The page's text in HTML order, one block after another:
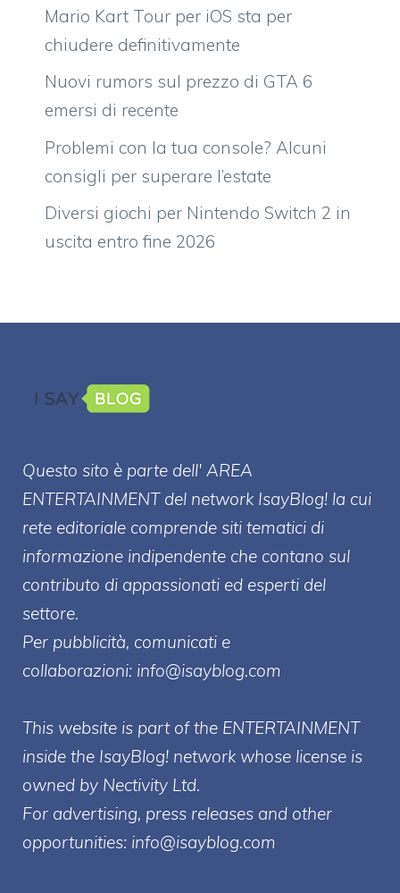
Mario Kart Tour per iOS sta per
chiudere definitivamente
Nuovi rumors sul prezzo di GTA 6
emersi di recente
Problemi con la tua console? Alcuni
consigli per superare l’estate
Diversi giochi per Nintendo Switch 2 in
uscita entro fine 2026
Questo sito è parte dell' AREA
ENTERTAINMENT del network IsayBlog! la cui
rete editoriale comprende siti tematici di
informazione indipendente che contano sul
contributo di appassionati ed esperti del
settore.
Per pubblicità, comunicati e
collaborazioni: info@isayblog.com
This website is part of the ENTERTAINMENT
inside the IsayBlog! network whose license is
owned by Nectivity Ltd.
For advertising, press releases and other
opportunities: info@isayblog.com